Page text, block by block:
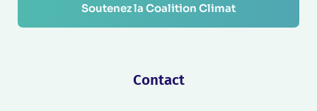
Soutenez la Coalition Climat
Contact